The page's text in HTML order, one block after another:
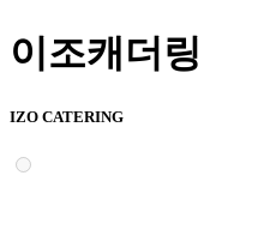
이조캐더링
IZO CATERING